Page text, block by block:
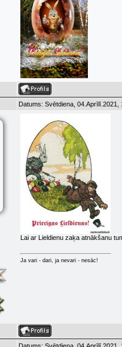
Datums: Svētdiena,
Lai ar Lieldienu zaķa atnākšanu
Ja vari - dari, ja nevari - nesāc!